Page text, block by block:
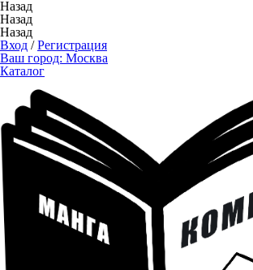
Назад
Назад
Назад
Вход /Регистрация
Ваш город: Москва
Каталог